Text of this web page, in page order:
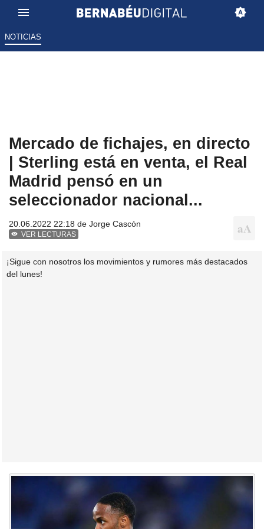
NOTICIAS
Mercado de fichajes, en directo
| Sterling está en venta, el Real
Madrid pensó en un
seleccionador nacional...
20.06.2022 22:18 de Jorge Cascón
VER LECTURAS
¡Sigue con nosotros los movimientos y rumores más destacados
del lunes!